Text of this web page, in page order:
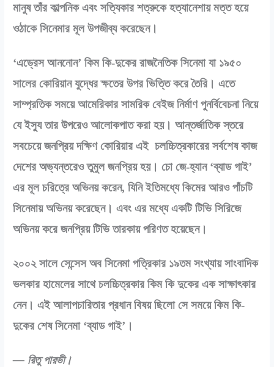
মানুষ তাঁর কাল্পনিক এবং সত্যিকার শত্রুকে হত্যানেশায় মত্ত হয়ে
ওঠাকে সিনেমার মূল উপজীব্য করেছেন।
‘এড্রেস আননোন’ কিম কি-দুকের রাজনৈতিক সিনেমা যা ১৯৫০
সালের কোরিয়ান যুদ্ধের ক্ষতের উপর ভিত্তি করে তৈরি। এতে
সাম্প্রতিক সময়ে আমেরিকার সামরিক বেইজ নির্মাণ পুনর্বিবেচনা নিয়ে
যে ইস্যু তার উপরেও আলোকপাত করা হয়। আন্তর্জাতিক স্তরে
সবচেয়ে জনপ্রিয় দক্ষিণ কোরিয়ার এই চলচ্চিত্রকারের সর্বশেষ কাজ
দেশের অভ্যন্তরেও তুমুল জনপ্রিয় হয়। চো জে-হ্যান ‘ব্যাড গাই’
এর মূল চরিত্রে অভিনয় করেন, যিনি ইতিমধ্যে কিমের আরও পাঁচটি
সিনেমায় অভিনয় করেছেন। এবং এর মধ্যে একটি টিভি সিরিজে
অভিনয় করে জনপ্রিয় টিভি তারকায় পরিণত হয়েছেন।
২০০২ সালে সেন্সেস অব সিনেমা পত্রিকার ১৯তম সংখ্যায় সাংবাদিক
ভলকার হামেলের সাথে চলচ্চিত্রকার কিম কি দুকের এক সাক্ষাৎকার
নেন। এই আলাপচারিতার প্রধান বিষয় ছিলো সে সময়ে কিম কি-
দুকের শেষ সিনেমা ‘ব্যাড গাই’।
— রিতু পারভী।